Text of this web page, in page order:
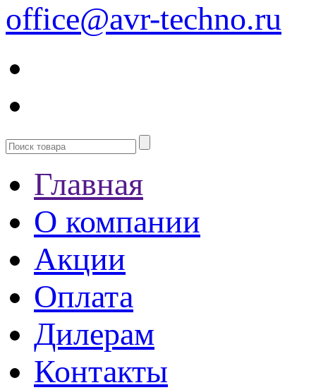
office@avr-techno.ru
Главная
О компании
Акции
Оплата
Дилерам
Контакты